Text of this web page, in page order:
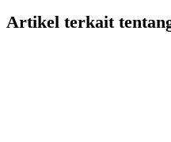
Artikel terkait